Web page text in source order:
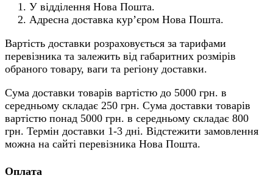
У відділення Нова Пошта.
Адресна доставка кур’єром Нова Пошта.
Вартість доставки розраховується за тарифами
перевізника та залежить від габаритних розмірів
обраного товару, ваги та регіону доставки.
Сума доставки товарів вартістю до 5000 грн. в
середньому складає 250 грн. Сума доставки товарів
вартістю понад 5000 грн. в середньому складає 800
грн. Термін доставки 1-3 дні. Відстежити замовлення
можна на сайті перевізника Нова Пошта.
Оплата